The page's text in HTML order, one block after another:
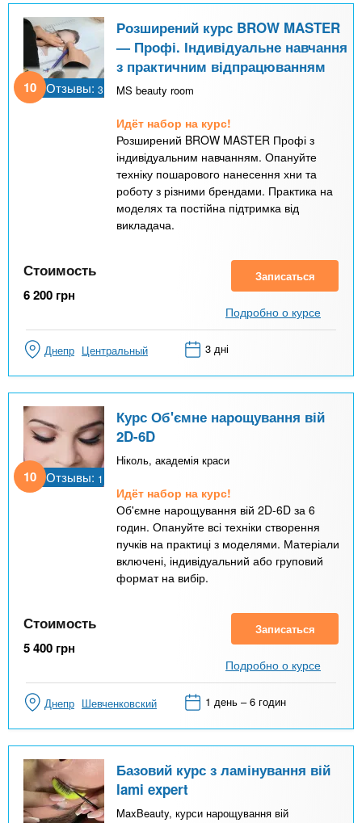
10 Отзывы: 3
Розширений курс BROW MASTER
— Профі. Індивідуальне навчання
з практичним відпрацюванням
MS beauty room
Идёт набор на курс!
Розширений BROW MASTER Профі з
індивідуальним навчанням. Опануйте
техніку пошарового нанесення хни та
роботу з різними брендами. Практика на
моделях та постійна підтримка від
викладача.
Стоимость
6 200 грн
Записаться
Подробно о курсе
Днепр Центральный 3 дні
10 Отзывы: 1
Курс Об'ємне нарощування вій
2D-6D
Ніколь, академія краси
Идёт набор на курс!
Об'ємне нарощування вій 2D-6D за 6
годин. Опануйте всі техніки створення
пучків на практиці з моделями. Матеріали
включені, індивідуальний або груповий
формат на вибір.
Стоимость
5 400 грн
Записаться
Подробно о курсе
Днепр Шевченковский 1 день – 6 годин
Базовий курс з ламінування вій
lami expert
MaxBeauty, курси нарощування вій